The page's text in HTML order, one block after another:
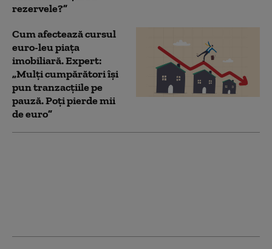
rezervele?”
Cum afectează cursul
euro-leu piața
imobiliară. Expert:
„Mulți cumpărători își
pun tranzacțiile pe
pauză. Poți pierde mii
de euro”